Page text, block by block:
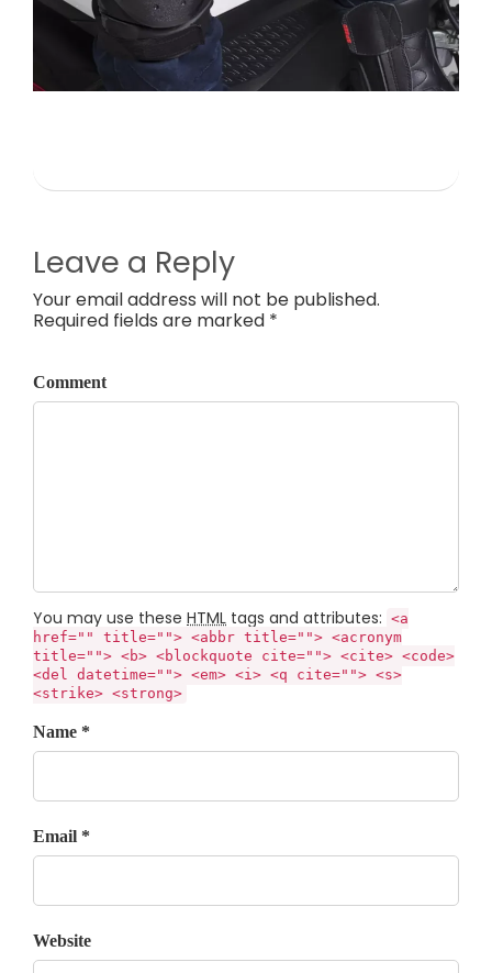
Leave a Reply
Your email address will not be published.
Required fields are marked *
Comment
You may use these HTML tags and attributes: <a
href="" title=""> <abbr title=""> <acronym
title=""> <b> <blockquote cite=""> <cite> <code>
<del datetime=""> <em> <i> <q cite=""> <s>
<strike> <strong>
Name *
Email *
Website